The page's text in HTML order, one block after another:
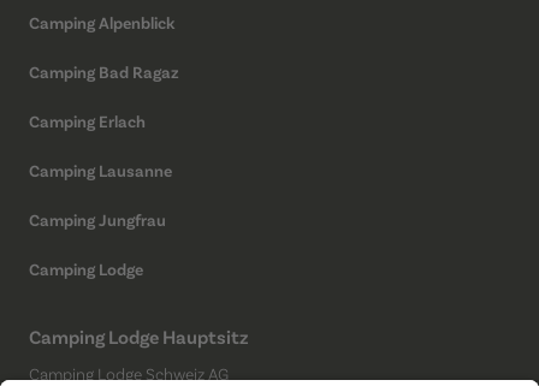
Camping Alpenblick
Camping Bad Ragaz
Camping Erlach
Camping Lausanne
Camping Jungfrau
Camping Lodge
Camping Lodge Hauptsitz
Camping Lodge Schweiz AG